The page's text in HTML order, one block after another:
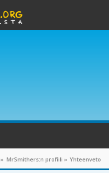
» MrSmithers:n profiili » Yhteenveto